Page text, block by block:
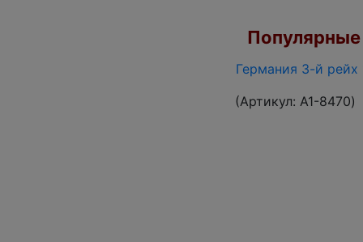
Германия 3-й рейх
(Артикул: A1-8470)